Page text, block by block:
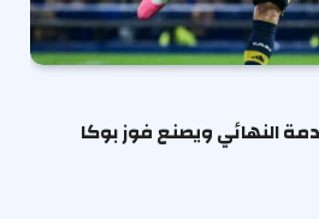
النهائي ويصنع فوز بوكا